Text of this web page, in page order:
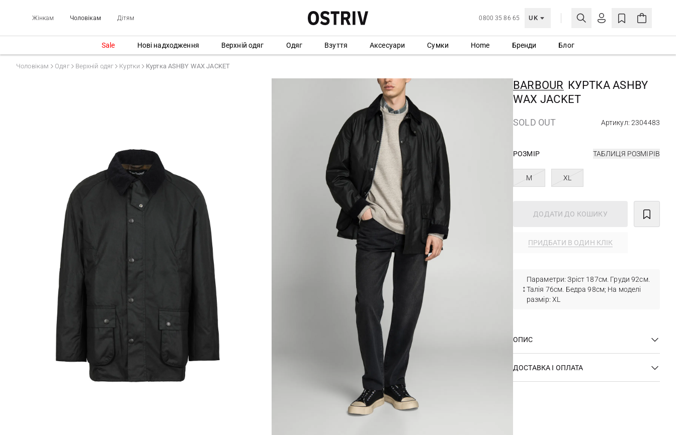
Жінкам Чоловікам Дітям 0800 35 86 65 UK
МОЯ ОБЛІКІВКА
Ще не зареєстровані?
СТВОРИТИ ОБЛІКІВКУ
Sale Нові надходження Верхній одяг Одяг Взуття Аксесуари Сумки Home Бренди Блог
Чоловікам Одяг Верхній одяг Куртки Куртка ASHBY WAX JACKET
BARBOUR КУРТКА ASHBY
WAX JACKET
SOLD OUT Артикул: 2304483
РОЗМІР ТАБЛИЦЯ РОЗМІРІВ
M XL
ДОДАТИ ДО КОШИКУ
ПРИДБАТИ В ОДИН КЛІК
Параметри: Зріст 187см. Груди 92см.
Талія 76см. Бедра 98см; На моделі
размір: ХL
ОПИС
ДОСТАВКА І ОПЛАТА